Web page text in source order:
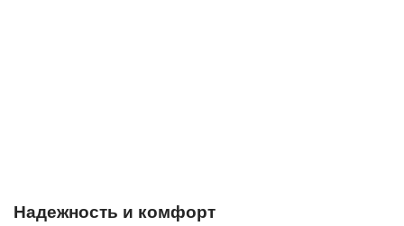
Надежность и комфорт